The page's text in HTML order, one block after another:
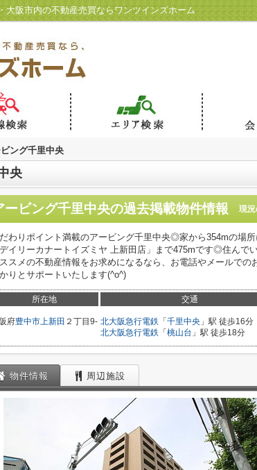
阪市内の不動産売買ならワンツインズホーム
ング千里中央
央
ービング千里中央の過去掲載物件情報 現況
わりポイント満載のアービング千里中央◎家から354mの場
デイリーカナートイズミヤ 上新田店」まで475mです◎住ん
スメの不動産情報をお求めになるなら、お電話やメールで
りとサポートいたします(^o^)
所在地 交通
府豊中市上新田 ２丁目9- 北大阪急行電鉄 「 千里中央 」駅 徒歩16分
北大阪急行電鉄 「 桃山台 」駅 徒歩18分
物件情報 周辺施設